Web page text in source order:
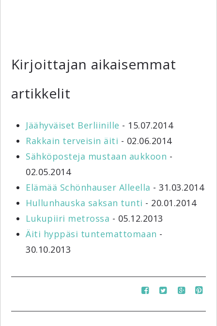
Kirjoittajan aikaisemmat
artikkelit
Jäähyväiset Berliinille - 15.07.2014
Rakkain terveisin äiti - 02.06.2014
Sähköposteja mustaan aukkoon -
02.05.2014
Elämää Schönhauser Alleella - 31.03.2014
Hullunhauska saksan tunti - 20.01.2014
Lukupiiri metrossa - 05.12.2013
Äiti hyppäsi tuntemattomaan -
30.10.2013